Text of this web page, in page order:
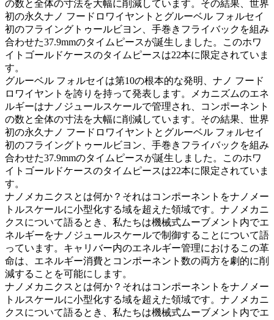
の数と全体の寸法を大幅に削減しています。その結果、世界
初の永久ナノ フードロワイヤントとグルーベル フォルセイ
初のフライングトゥールビヨン、手巻きフライバックを組み
合わせた37.9mmのタイムピースが誕生しました。このホワ
イトゴールドケースのタイムピースは22本に限定されていま
す。
グルーベル フォルセイは第10の根本的な発明、ナノ フード
ロワイヤントを誇りを持って発表します。メカニズムのエネ
ルギーはナノジュールスケールで管理され、コンポーネント
の数と全体の寸法を大幅に削減しています。その結果、世界
初の永久ナノ フードロワイヤントとグルーベル フォルセイ
初のフライングトゥールビヨン、手巻きフライバックを組み
合わせた37.9mmのタイムピースが誕生しました。このホワ
イトゴールドケースのタイムピースは22本に限定されていま
す。
ナノメカニクスとは何か？それはコンポーネントをナノメー
トルスケールに小型化する域を超えた領域です。ナノメカニ
クスについて語るとき、私たちは機械式ムーブメント内でエ
ネルギーをナノジュールスケールで制御することについて語
っています。キャリバー内のエネルギー管理におけるこの革
命は、エネルギー消費とコンポーネント数の両方を劇的に削
減することを可能にします。
ナノメカニクスとは何か？それはコンポーネントをナノメー
トルスケールに小型化する域を超えた領域です。ナノメカニ
クスについて語るとき、私たちは機械式ムーブメント内でエ